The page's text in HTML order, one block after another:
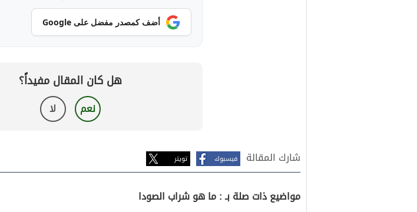
أضف كمصدر مفضل على Google
هل كان المقال مفيداً؟
نعم لا
شارك المقالة فيسبوك تويتر
مواضيع ذات صلة بـ : ما هو شراب الصودا